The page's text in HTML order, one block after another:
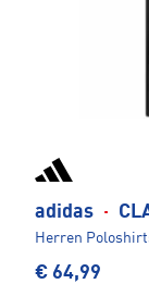
adidas ·
Herren
€ 64,99